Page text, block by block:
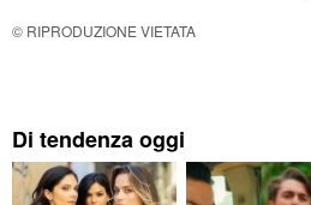
© RIPRODUZIONE VIETATA
Di tendenza oggi